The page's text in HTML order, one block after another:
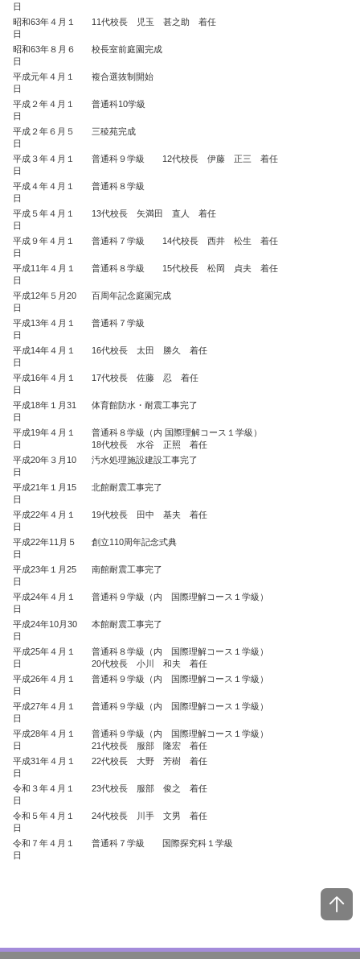
日
昭和63年４月１
日
11代校長 児玉 甚之助 着任
昭和63年８月６
日
校長室前庭園完成
平成元年４月１
日
複合選抜制開始
平成２年４月１
日
普通科10学級
平成２年６月５
日
三稜苑完成
平成３年４月１
日
普通科９学級 12代校長 伊藤 正三 着任
平成４年４月１
日
普通科８学級
平成５年４月１
日
13代校長 矢満田 直人 着任
平成９年４月１
日
普通科７学級 14代校長 西井 松生 着任
平成11年４月１
日
普通科８学級 15代校長 松岡 貞夫 着任
平成12年５月20
日
百周年記念庭園完成
平成13年４月１
日
普通科７学級
平成14年４月１
日
16代校長 太田 勝久 着任
平成16年４月１
日
17代校長 佐藤 忍 着任
平成18年１月31
日
体育館防水・耐震工事完了
平成19年４月１
日
普通科８学級（内 国際理解コース１学級）
18代校長 水谷 正照 着任
平成20年３月10
日
汚水処理施設建設工事完了
平成21年１月15
日
北館耐震工事完了
平成22年４月１
日
19代校長 田中 基夫 着任
平成22年11月５
日
創立110周年記念式典
平成23年１月25
日
南館耐震工事完了
平成24年４月１
日
普通科９学級（内 国際理解コース１学級）
平成24年10月30
日
本館耐震工事完了
平成25年４月１
日
普通科８学級（内 国際理解コース１学級）
20代校長 小川 和夫 着任
平成26年４月１
日
普通科９学級（内 国際理解コース１学級）
平成27年４月１
日
普通科９学級（内 国際理解コース１学級）
平成28年４月１
日
普通科９学級（内 国際理解コース１学級）
21代校長 服部 隆宏 着任
平成31年４月１
日
22代校長 大野 芳樹 着任
令和３年４月１
日
23代校長 服部 俊之 着任
令和５年４月１
日
24代校長 川手 文男 着任
令和７年４月１
日
普通科７学級 国際探究科１学級